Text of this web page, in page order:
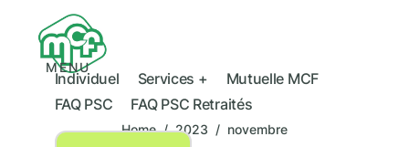
MENU
Individuel Services +
Mutuelle MCF
FAQ PSC
FAQ PSC Retraités
Home / 2023 / novembre